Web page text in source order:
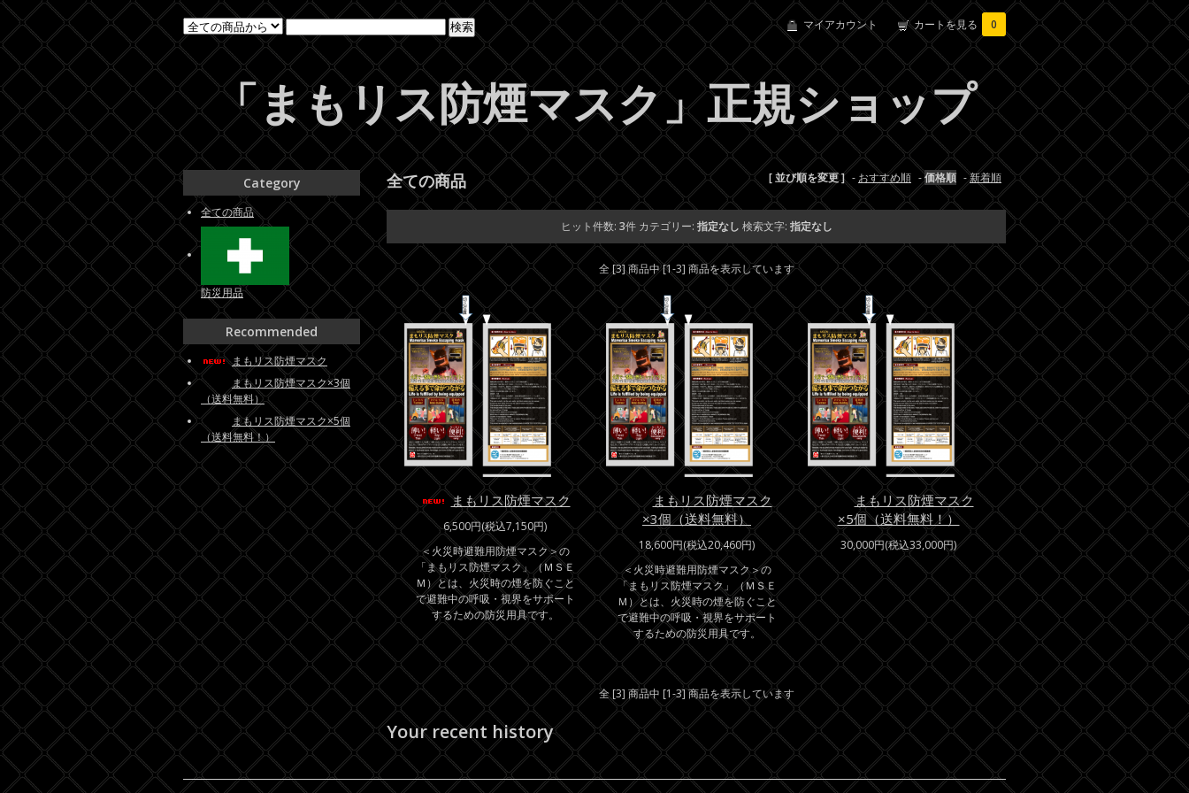
マイアカウント カートを見る 0
「まもリス防煙マスク」正規ショップ
[ 並び順を変更 ] - おすすめ順 -価格順 -新着順
全ての商品
ヒット件数: 3件 カテゴリー: 指定なし 検索文字: 指定なし
全 [3] 商品中 [1-3] 商品を表示しています
まもリス防煙マスク
6,500円(税込7,150円)
＜火災時避難用防煙マスク＞の
「まもリス防煙マスク」（ＭＳＥ
Ｍ）とは、火災時の煙を防ぐこと
で避難中の呼吸・視界をサポート
するための防災用具です。
まもリス防煙マスク
×3個（送料無料）
18,600円(税込20,460円)
＜火災時避難用防煙マスク＞の
「まもリス防煙マスク」（ＭＳＥ
Ｍ）とは、火災時の煙を防ぐこと
で避難中の呼吸・視界をサポート
するための防災用具です。
まもリス防煙マスク
×5個（送料無料！）
30,000円(税込33,000円)
全 [3] 商品中 [1-3] 商品を表示しています
Your recent history
Category
全ての商品
防災用品
Recommended
まもリス防煙マスク
まもリス防煙マスク×3個
（送料無料）
まもリス防煙マスク×5個
（送料無料！）